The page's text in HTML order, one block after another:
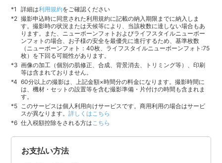
詳細は利用規約をご確認ください
撮影申込時に同意された利用規約に記載の納入期限までに納入しま
す。撮影時の状況または天候等により、当該枚数に達しない場合もあ
ります。また、ニューボーンフォトおよびライフスタイルニューボー
ンフォトの場合、お子様の安全を最優先に進行するため、基準枚数
（ニューボーンフォト：40枚、ライフスタイルニューボーンフォト:75
枚）を下回る可能性があります。
画像の加工（個別の肌修正、合成、背景消去、トリミング等）、印刷
等は含まれておりません。
60分以上の撮影は、上記金額×時間分の料金になります。撮影時間に
は、機材・セットの設置等を含む撮影準備・片付けの時間も含まれま
す。
このサービスは個人利用向けサービスです。商用利用の場合はサービ
スが異なります。詳しくはこちら
仕入税額控除をされる方はこちら
お支払い方法